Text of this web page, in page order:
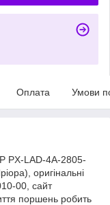
Оплата Умови
PX-LAD-4A-2805-
оригінальні
00, сайт
поршень робить